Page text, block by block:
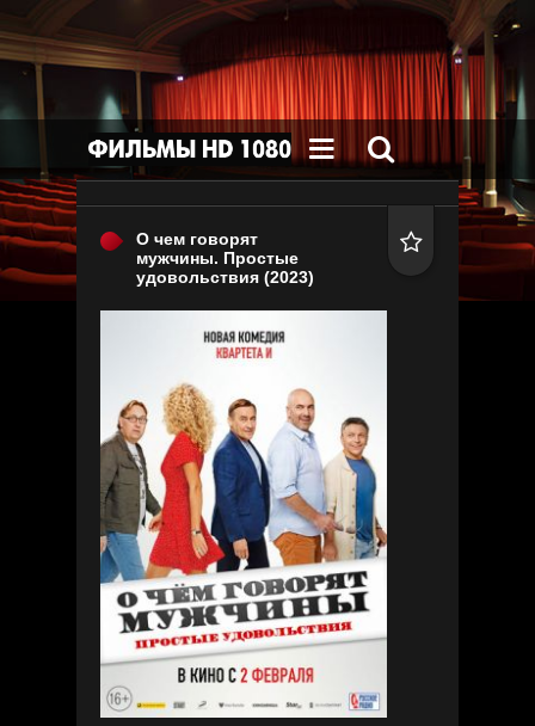
 
О чем говорят
мужчины. Простые
удовольствия (2023)
